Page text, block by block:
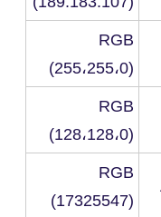
RGB
(255،255،0)
RGB
(128،128،0)
RGB
(17325547)